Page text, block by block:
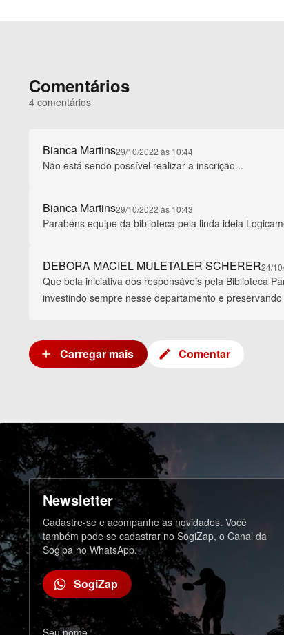
Comentários
4 comentários
Bianca Martins29/10/2022 às 10:44
Não está sendo possível realizar a inscrição...
Bianca Martins29/10/2022 às 10:43
Parabéns equipe da biblioteca pela linda ideia
DEBORA MACIEL MULETALER SCHERER24/
Que bela iniciativa dos responsáveis pela Biblioteca
investindo sempre nesse departamento e
add Carregar mais
o
t
á
o
s
create Comentar
Newsletter
Cadastre-se e acompanhe as novidades. Você
também pode se cadastrar no SogiZap, o Canal da
Sogipa no WhatsApp.
SogiZap
Seu nome